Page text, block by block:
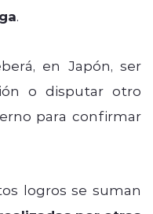
.
en Japón, ser
o disputar otro
para confirmar
logros se suman